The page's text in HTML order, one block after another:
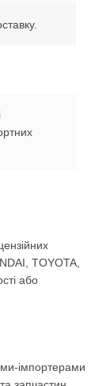
TOYOTA,
або
імпортерами